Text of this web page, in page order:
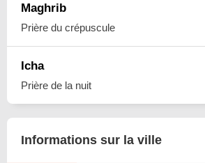
Maghrib
Prière du crépuscule
Icha
Prière de la nuit
Informations sur la ville